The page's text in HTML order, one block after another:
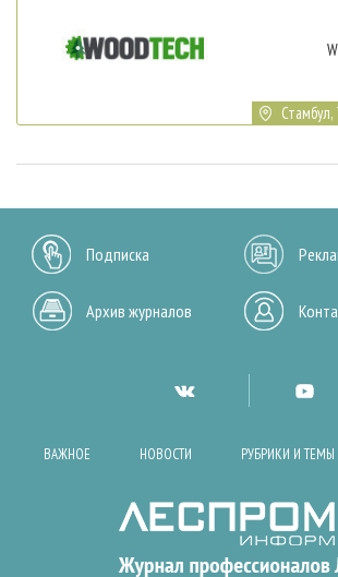
Стамбул,
Подписка
Архив журналов
ВАЖНОЕ НОВОСТИ РУБРИКИ И ТЕМЫ